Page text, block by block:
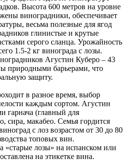
Высота 600 метров на уровне
виноградники, обеспечивает
весьма полезные для ягод
глинистые и крутые
серого сланца. Урожайность
1.5-2 кг винограда с лозы.
Агустин Куберо – 43
природными барьерами, что
защиту.
в разное время, выбор
каждым сортом. Агустин
гарнача (главный для
сира, макабео. Семья гордится
с лоз возрастом от 30 до 80
топовых вин.
«старые лозы» на испанском или
на этикетке вина.